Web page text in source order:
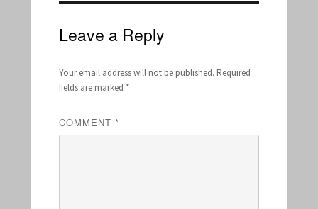
Leave a Reply
Your email address will not be published. Required
fields are marked *
COMMENT *